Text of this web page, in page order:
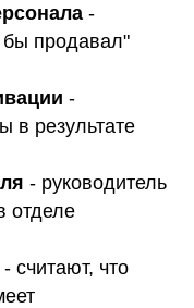
-
продавал"
-
в результате
- руководитель
отделе
- считают, что